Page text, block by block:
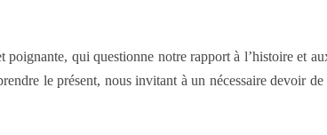
qui questionne notre rapport à l’histoire et
le présent, nous invitant à un nécessaire devoir